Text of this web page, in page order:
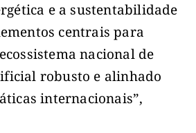
e a sustentabilidade
centrais para
nacional de
robusto e alinhado
internacionais”,